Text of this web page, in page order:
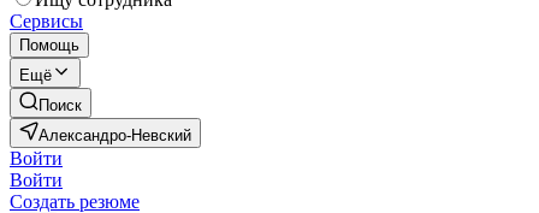
Сервисы
Помощь
Ещё
Поиск
Александро-Невский
Войти
Войти
Создать резюме